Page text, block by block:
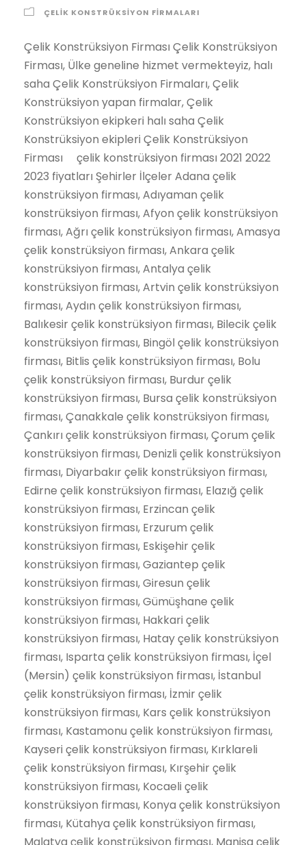
ÇELIK KONSTRÜKSIYON FIRMALARI
Çelik Konstrüksiyon Firması Çelik Konstrüksiyon Firması, Ülke geneline hizmet vermekteyiz, halı saha Çelik Konstrüksiyon Firmaları, Çelik Konstrüksiyon yapan firmalar, Çelik Konstrüksiyon ekipkeri halı saha Çelik Konstrüksiyon ekipleri Çelik Konstrüksiyon Firması çelik konstrüksiyon firması 2021 2022 2023 fiyatları Şehirler İlçeler Adana çelik konstrüksiyon firması, Adıyaman çelik konstrüksiyon firması, Afyon çelik konstrüksiyon firması, Ağrı çelik konstrüksiyon firması, Amasya çelik konstrüksiyon firması, Ankara çelik konstrüksiyon firması, Antalya çelik konstrüksiyon firması, Artvin çelik konstrüksiyon firması, Aydın çelik konstrüksiyon firması, Balıkesir çelik konstrüksiyon firması, Bilecik çelik konstrüksiyon firması, Bingöl çelik konstrüksiyon firması, Bitlis çelik konstrüksiyon firması, Bolu çelik konstrüksiyon firması, Burdur çelik konstrüksiyon firması, Bursa çelik konstrüksiyon firması, Çanakkale çelik konstrüksiyon firması, Çankırı çelik konstrüksiyon firması, Çorum çelik konstrüksiyon firması, Denizli çelik konstrüksiyon firması, Diyarbakır çelik konstrüksiyon firması, Edirne çelik konstrüksiyon firması, Elazığ çelik konstrüksiyon firması, Erzincan çelik konstrüksiyon firması, Erzurum çelik konstrüksiyon firması, Eskişehir çelik konstrüksiyon firması, Gaziantep çelik konstrüksiyon firması, Giresun çelik konstrüksiyon firması, Gümüşhane çelik konstrüksiyon firması, Hakkari çelik konstrüksiyon firması, Hatay çelik konstrüksiyon firması, Isparta çelik konstrüksiyon firması, İçel (Mersin) çelik konstrüksiyon firması, İstanbul çelik konstrüksiyon firması, İzmir çelik konstrüksiyon firması, Kars çelik konstrüksiyon firması, Kastamonu çelik konstrüksiyon firması, Kayseri çelik konstrüksiyon firması, Kırklareli çelik konstrüksiyon firması, Kırşehir çelik konstrüksiyon firması, Kocaeli çelik konstrüksiyon firması, Konya çelik konstrüksiyon firması, Kütahya çelik konstrüksiyon firması, Malatya çelik konstrüksiyon firması, Manisa çelik konstrüksiyon firması, K.maraş çelik konstrüksiyon firması, Mardin çelik konstrüksiyon firması, Muğla çelik konstrüksiyon firması, Muş çelik konstrüksiyon firması, Nevşehir çelik konstrüksiyon firması, Niğde çelik konstrüksiyon firması, Ordu çelik konstrüksiyon firması, Rize çelik konstrüksiyon firması, Sakarya çelik konstrüksiyon firması, Samsun çelik konstrüksiyon firması, Siirt çelik konstrüksiyon firması, Sinop çelik konstrüksiyon firması, Sivas çelik konstrüksiyon firması, Tekirdağ çelik konstrüksiyon firması, Tokat çelik konstrüksiyon firması, Trabzon çelik konstrüksiyon firması, Tunceli çelik konstrüksiyon firması, Şanlıurfa çelik konstrüksiyon firması, Uşak çelik konstrüksiyon firması, Van çelik konstrüksiyon firması, Yozgat çelik konstrüksiyon firması, Zonguldak çelik konstrüksiyon firması, Aksaray çelik konstrüksiyon firması, Bayburt çelik konstrüksiyon firması, Karaman çelik konstrüksiyon firması, Kırıkkale çelik konstrüksiyon firması, Batman çelik konstrüksiyon firması, Şırnak çelik konstrüksiyon firması, Bartın çelik konstrüksiyon firması, Ardahan çelik konstrüksiyon firması, Iğdır çelik konstrüksiyon firması, Yalova çelik konstrüksiyon firması, Karabük çelik konstrüksiyon firması, Kilis çelik konstrüksiyon firması, Osmaniye çelik konstrüksiyon firması, Düzce çelik konstrüksiyon firması, İbradı çelik konstrüksiyon firması, Kaş çelik konstrüksiyon firması, Kemer / Antalya çelik konstrüksiyon firması, Kepez çelik konstrüksiyon firması, Konyaaltı çelik konstrüksiyon firması, Korkuteli çelik konstrüksiyon firması, Gündoğmuş çelik konstrüksiyon firması, Alpu çelik konstrüksiyon firması, Beylikova çelik konstrüksiyon firması, Çifteler çelik konstrüksiyon firması, Günyüzü çelik konstrüksiyon firması, Han çelik konstrüksiyon firması, İnönü çelik konstrüksiyon firması, Mahmudiye çelik konstrüksiyon firması, Mihalgazi çelik konstrüksiyon firması, Mihalıççık çelik konstrüksiyon firması, Odunpazarı çelik konstrüksiyon firması, Sarıcakaya çelik konstrüksiyon firması, Seyitgazi çelik konstrüksiyon firması, Sivrihisar çelik konstrüksiyon firması, Tepebaşı çelik konstrüksiyon firması, Araban çelik konstrüksiyon firması, İslahiye çelik konstrüksiyon firması, Karkamış çelik konstrüksiyon firması, Nizip çelik konstrüksiyon firması, Nurdağı çelik konstrüksiyon firması, Oğuzeli çelik konstrüksiyon firması, Şahinbey çelik konstrüksiyon firması, Şehitkamil çelik konstrüksiyon firması, Yavuzeli çelik konstrüksiyon firması, Alucra çelik konstrüksiyon firması, Bulancak çelik konstrüksiyon firması, Çamoluk çelik konstrüksiyon firması, Çanakçı çelik konstrüksiyon firması, Dereli çelik konstrüksiyon firması, Doğankent çelik konstrüksiyon firması, Espiye çelik konstrüksiyon firması, Eynesil çelik konstrüksiyon firması, Giresun Merkez çelik konstrüksiyon firması, Görele çelik konstrüksiyon firması, Güce çelik konstrüksiyon firması, Keşap çelik konstrüksiyon firması, Piraziz çelik konstrüksiyon firması, Şebinkarahisar çelik konstrüksiyon firması, Tirebolu çelik konstrüksiyon firması, Yağlıdere çelik konstrüksiyon firması, Gümüşhane Merkez çelik konstrüksiyon firması, Kelkit çelik konstrüksiyon firması, Köse çelik konstrüksiyon firması, Kürtün çelik konstrüksiyon firması, Şiran çelik konstrüksiyon firması, Torul çelik konstrüksiyon firması, Çukurca çelik konstrüksiyon firması, Hakkari Merkez çelik konstrüksiyon firması, Şemdinli çelik konstrüksiyon firması, Yüksekova çelik konstrüksiyon firması, Altınözü çelik konstrüksiyon firması, Belen çelik konstrüksiyon firması, Dörtyol çelik konstrüksiyon firması, Erzin çelik konstrüksiyon firması, Hassa çelik konstrüksiyon firması, Hatay Merkez çelik konstrüksiyon firması, İskenderun çelik konstrüksiyon firması, Kırıkhan çelik konstrüksiyon firması, Kumlu çelik konstrüksiyon firması, Reyhanlı çelik konstrüksiyon firması, Samandağ çelik konstrüksiyon firması, Yayladağı çelik konstrüksiyon firması, Aksu / Isparta çelik konstrüksiyon firması, Atabey çelik konstrüksiyon firması, Eğirdir çelik konstrüksiyon firması, Gelendost çelik konstrüksiyon firması, Gönen / Isparta çelik konstrüksiyon firması, Isparta Merkez çelik konstrüksiyon firması, Keçiborlu çelik konstrüksiyon firması, Senirkent çelik konstrüksiyon firması, Sütçüler çelik konstrüksiyon firması, Şarkikaraağaç çelik konstrüksiyon firması, Uluborlu çelik konstrüksiyon firması, Yalvaç çelik konstrüksiyon firması, Yenişarbademli çelik konstrüksiyon firması, Akdeniz çelik konstrüksiyon firması, Anamur çelik konstrüksiyon firması, Aydıncık / Mersin çelik konstrüksiyon firması, Bafra çelik konstrüksiyon firması, Canik çelik konstrüksiyon firması, Çarşamba çelik konstrüksiyon firması, Havza çelik konstrüksiyon firması, İlkadım çelik konstrüksiyon firması, Kavak çelik konstrüksiyon firması, Ladik çelik konstrüksiyon firması, Ondokuzmayıs çelik konstrüksiyon firması, Salıpazarı çelik konstrüksiyon firması, Tekkeköy çelik konstrüksiyon firması, Terme çelik konstrüksiyon firması, Vezirköprü çelik konstrüksiyon firması, Yakakent çelik konstrüksiyon firması, Aydınlar çelik konstrüksiyon firması, Baykan çelik konstrüksiyon firması, Eruh çelik konstrüksiyon firması, Kurtalan çelik konstrüksiyon firması, Pervari çelik konstrüksiyon firması, Siirt Merkez çelik konstrüksiyon firması, Şirvan çelik konstrüksiyon firması, Ayancık çelik konstrüksiyon firması, Boyabat çelik konstrüksiyon firması, Dikmen çelik konstrüksiyon firması, Durağan çelik konstrüksiyon firması, Erfelek çelik konstrüksiyon firması, Gerze çelik konstrüksiyon firması, Saraydüzü çelik konstrüksiyon firması, Sinop Merkez çelik konstrüksiyon firması, Türkeli çelik konstrüksiyon firması, Akıncılar çelik konstrüksiyon firması, Altınyayla / Sivas çelik konstrüksiyon firması, Divriği çelik konstrüksiyon firması, Doğanşar çelik konstrüksiyon firması, Gemerek çelik konstrüksiyon firması, Gölova çelik konstrüksiyon firması, Gürün çelik konstrüksiyon firması, Hafik çelik konstrüksiyon firması, İmranlı çelik konstrüksiyon firması, Kangal çelik konstrüksiyon firması, Koyulhisar çelik konstrüksiyon firması, Sivas Merkez çelik konstrüksiyon firması, Suşehri çelik konstrüksiyon firması, Şarkışla çelik konstrüksiyon firması, Ulaş çelik konstrüksiyon firması, Yıldızeli çelik konstrüksiyon firması, Zara çelik konstrüksiyon firması, Çerkezköy çelik konstrüksiyon firması, Çorlu çelik konstrüksiyon firması, Hayrabolu çelik konstrüksiyon firması, Malkara çelik konstrüksiyon firması, Marmaraereğlisi çelik konstrüksiyon firması, Muratlı çelik konstrüksiyon firması, Saray / Tekirdağ çelik konstrüksiyon firması, Şarköy çelik konstrüksiyon firması, Tekirdağ Merkez çelik konstrüksiyon firması, Almus çelik konstrüksiyon firması, Artova çelik konstrüksiyon firması, Başçiftlik çelik konstrüksiyon firması, Erbaa çelik konstrüksiyon firması, Niksar çelik konstrüksiyon firması, Pazar / Tokat çelik konstrüksiyon firması, Reşadiye çelik konstrüksiyon firması, Sulusaray çelik konstrüksiyon firması, Tokat Merkez çelik konstrüksiyon firması, Turhal çelik konstrüksiyon firması, Siyahyurt / Tokat çelik konstrüksiyon firması, Zile çelik konstrüksiyon firması, Akçaabat çelik konstrüksiyon firması, Araklı çelik konstrüksiyon firması, Arsin çelik konstrüksiyon firması, Beşikdüzü çelik konstrüksiyon firması, Çarşıbaşı çelik konstrüksiyon firması, Çaykara çelik konstrüksiyon firması, Dernekpazarı çelik konstrüksiyon firması, Düzköy çelik konstrüksiyon firması, Hayrat çelik konstrüksiyon firması, Köprübaşı / Trabzon çelik konstrüksiyon firması, Maçka çelik konstrüksiyon firması, Of çelik konstrüksiyon firması, Sürmene çelik konstrüksiyon firması, Şalpazarı çelik konstrüksiyon firması, Tonya çelik konstrüksiyon firması, Trabzon Merkez çelik konstrüksiyon firması, Vakfıkebir çelik konstrüksiyon firması, Yomra çelik konstrüksiyon firması, Çemişgezek çelik konstrüksiyon firması, Hozat çelik konstrüksiyon firması, Mazgirt çelik konstrüksiyon firması, Nazımiye çelik konstrüksiyon firması, Ovacık / Tunceli çelik konstrüksiyon firması, Pertek çelik konstrüksiyon firması, Pülümür çelik konstrüksiyon firması,